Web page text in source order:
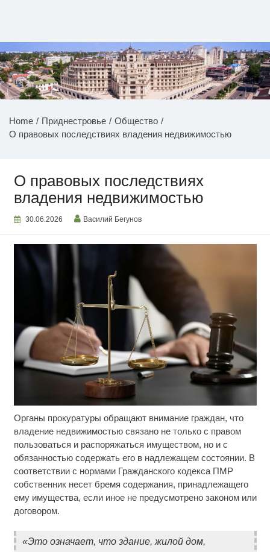
НОВОСТИ ПРИДНЕСТРОВЬЯ
Home Приднестровье
Общество
О правовых последствиях владения недвижимостью
О правовых последствиях
владения недвижимостью
30.06.2026 Василий Бегунов
Органы прокуратуры обращают внимание граждан, что
владение недвижимостью связано не только с правом
пользоваться и распоряжаться имуществом, но и с
обязанностью содержать его в надлежащем состоянии. В
соответствии с нормами Гражданского кодекса ПМР
собственник несет бремя содержания, принадлежащего
ему имущества, если иное не предусмотрено законом или
договором.
«Это означает, что здание, жилой дом,
i
Ролик длится несколько секунд, а смеяться вы
i
Как пенсионеры 1945-1965 годов могут получить
доплаты за советский стаж
Ролик из Омска: вы будете смеяться долго